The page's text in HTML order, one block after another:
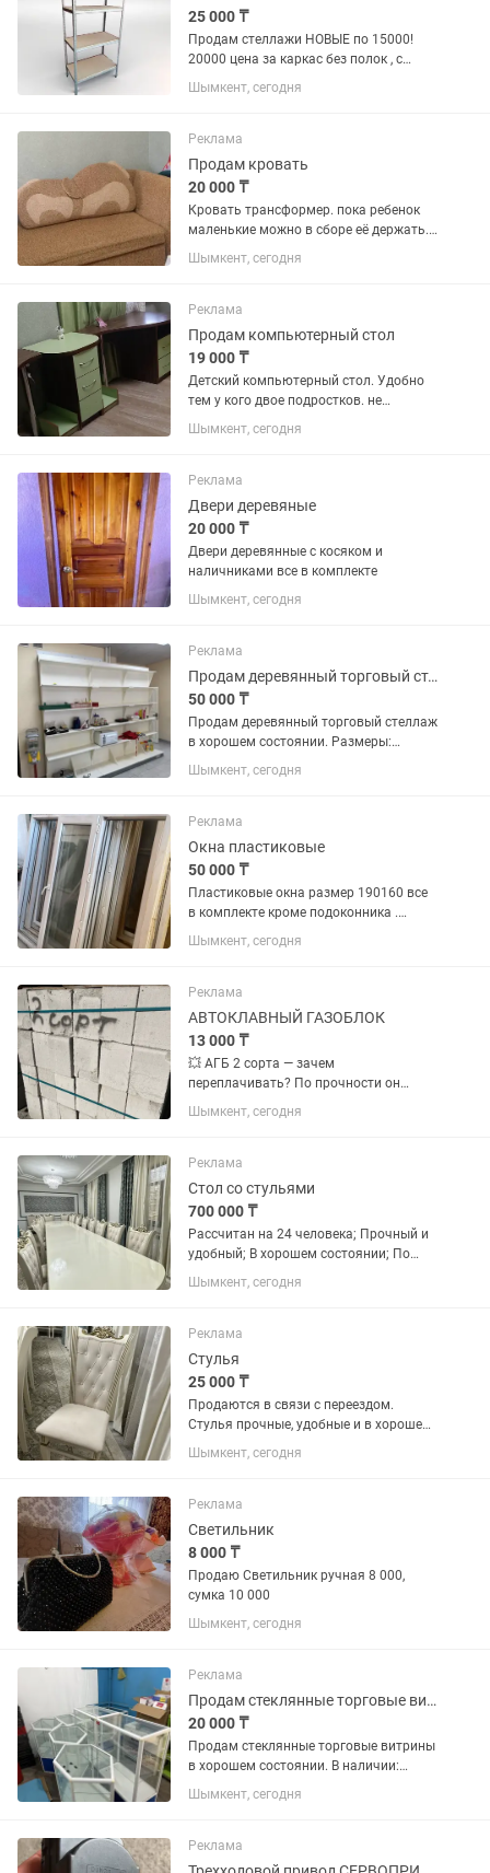
25 000 ₸
Продам стеллажи НОВЫЕ по 15000!
20000 цена за каркас без полок , с
полками 25000 Отличное качество ,
выдерживает 120 кг на 1 полку . В
устанавливаться на любую...
Шымкент, сегодня
Реклама
Продам кровать
20 000 ₸
Кровать трансформер. пока ребенок
маленькие можно в сборе её держать.,
если уже подросток можно разложить.
Шымкент, сегодня
Реклама
Продам компьютерный стол
19 000 ₸
Детский компьютерный стол. Удобно
тем у кого двое подростков. не
занимает много места и есть
шкафчики для книг и тетрадей . три
вариантов.
Шымкент, сегодня
Реклама
Двери деревяные
20 000 ₸
Двери деревянные с косяком и
наличниками все в комплекте
Шымкент, сегодня
Реклама
Продам деревянный торговый стеллаж в хорошем состоянии.
50 000 ₸
Продам деревянный торговый стеллаж
в хорошем состоянии. Размеры:
Высота — 2,5 м Длина — 3 м Ширина —
магазина, минимаркета,...
Шымкент, сегодня
Реклама
Окна пластиковые
50 000 ₸
Пластиковые окна размер 190160 все
в комплекте кроме подоконника .
Подоконника нету , остальное все есть
Шымкент, сегодня
Реклама
АВТОКЛАВНЫЙ ГАЗОБЛОК
13 000 ₸
💥 АГБ 2 сорта — зачем
переплачивать? По прочности он
ничем не хуже 1 сорта и подходит даже
для строительства домов и
во внешнем виде: возможны
небольшие...
Шымкент, сегодня
Реклама
Стол со стульями
700 000 ₸
Рассчитан на 24 человека; Прочный и
удобный; В хорошем состоянии; По
всем вопросам обращайтесь в личные
сообщения. Цена договорная!!!
Шымкент, сегодня
Реклама
Стулья
25 000 ₸
Продаются в связи с переездом.
Стулья прочные, удобные и в хорошем
состоянии. Количество — 24 шт. По
всем вопросам пишите в личные
Шымкент, сегодня
Реклама
Светильник
8 000 ₸
Продаю Светильник ручная 8 000,
сумка 10 000
Шымкент, сегодня
Реклама
Продам стеклянные торговые витрины в хорошем состоянии.
20 000 ₸
Продам стеклянные торговые витрины
в хорошем состоянии. В наличии:
большие прямые витрины; средние
прямые витрины; шестигранные
магазина, бутика, аптеки, салона,...
Шымкент, сегодня
Реклама